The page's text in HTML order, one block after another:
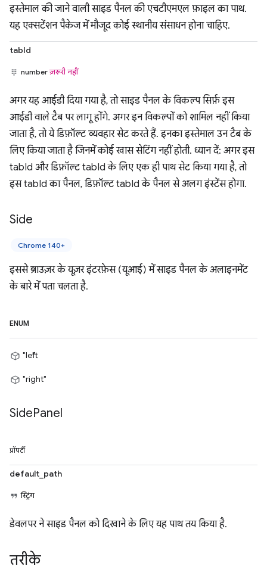
इस्तेमाल की जाने वाली साइड पैनल की एचटीएमएल फ़ाइल का पाथ.
यह एक्सटेंशन पैकेज में मौजूद कोई स्थानीय संसाधन होना चाहिए.
tabId
numberज़रूरी नहीं
अगर यह आईडी दिया गया है, तो साइड पैनल के विकल्प सिर्फ़ इस
आईडी वाले टैब पर लागू होंगे. अगर इन विकल्पों को शामिल नहीं किया
जाता है, तो ये डिफ़ॉल्ट व्यवहार सेट करते हैं. इनका इस्तेमाल उन टैब के
लिए किया जाता है जिनमें कोई खास सेटिंग नहीं होती. ध्यान दें: अगर इस
tabId और डिफ़ॉल्ट tabId के लिए एक ही पाथ सेट किया गया है, तो
इस tabId का पैनल, डिफ़ॉल्ट tabId के पैनल से अलग इंस्टेंस होगा.
Side
Chrome 140+
इससे ब्राउज़र के यूज़र इंटरफ़ेस (यूआई) में साइड पैनल के अलाइनमेंट
के बारे में पता चलता है.
ENUM
"left"
"right"
SidePanel
प्रॉपर्टी
default_path
स्ट्रिंग
डेवलपर ने साइड पैनल को दिखाने के लिए यह पाथ तय किया है.
तरीके